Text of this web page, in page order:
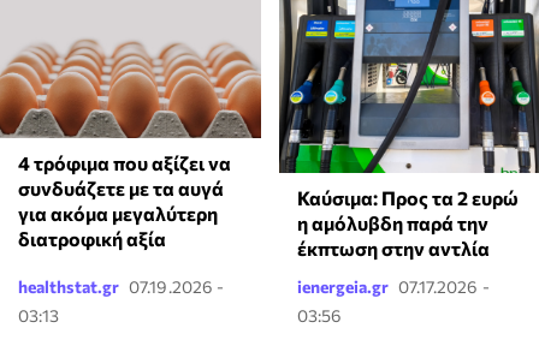
4 τρόφιμα που αξίζει να
συνδυάζετε με τα αυγά
για ακόμα μεγαλύτερη
διατροφική αξία
healthstat.gr 07.19.2026 -
03:13
Καύσιμα: Προς τα 2 ευρώ
η αμόλυβδη παρά την
έκπτωση στην αντλία
ienergeia.gr 07.17.2026 -
03:56